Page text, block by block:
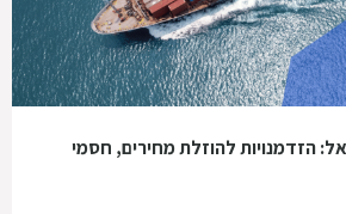
הזדמנויות להוזלת מחירים, חסמי